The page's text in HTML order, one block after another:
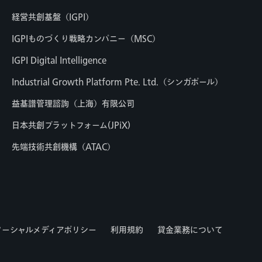
経営共創基盤（IGPI）
IGPIものづくり戦略カンパニー（MSC）
IGPI Digital Intelligence
Industrial Growth Platform Pte. Ltd.（シンガポール）
益基譜管理諮詢（上海）有限公司
日本共創プラットフォーム(JPiX)
先端技術共創機構（ATAC）
ーシャルメディアポリシー 利用規約 貸金業務について